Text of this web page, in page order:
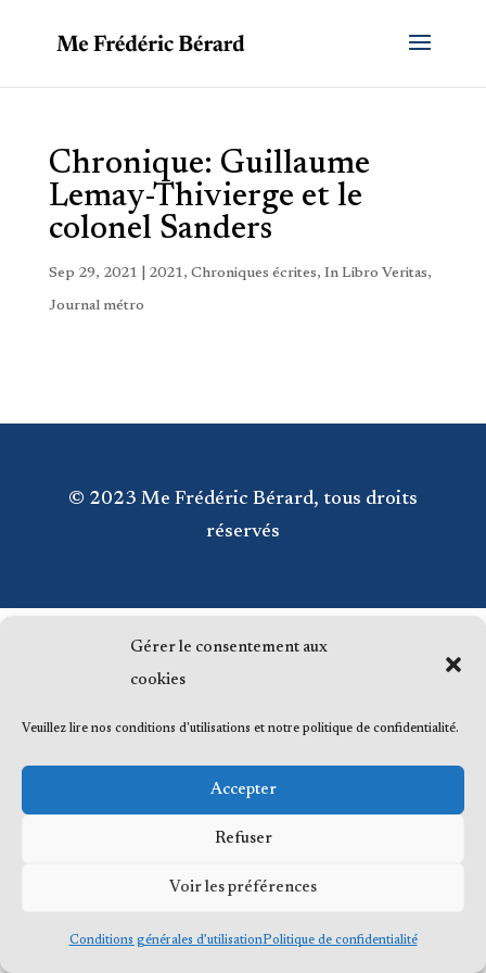
Gérer le consentement aux
cookies
Veuillez lire nos conditions d'utilisations et notre politique de confidentialité.
Accepter
Refuser
Voir les préférences
Conditions générales d’utilisationPolitique de confidentialité
Chronique: Guillaume
Lemay-Thivierge et le
colonel Sanders
Sep 29, 2021 2021, Chroniques écrites, In Libro Veritas,
Journal métro
© 2023 Me Frédéric Bérard, tous droits
réservés
© 2023 Me Frédéric Bérard, tous droits